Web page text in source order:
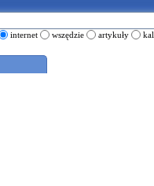
internet wszędzie artykuły